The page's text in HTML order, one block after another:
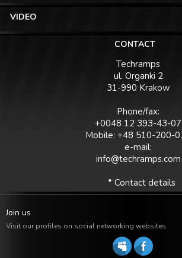
VIDEO
CONTACT
Techramps
ul. Organki 2
31-990 Krakow
Phone/fax:
+0048 12 393-43-07
Mobile: +48 510-200-
e-mail:
info@techramps.com
* Contact details
Join us
Visit our profiles on social networking websites